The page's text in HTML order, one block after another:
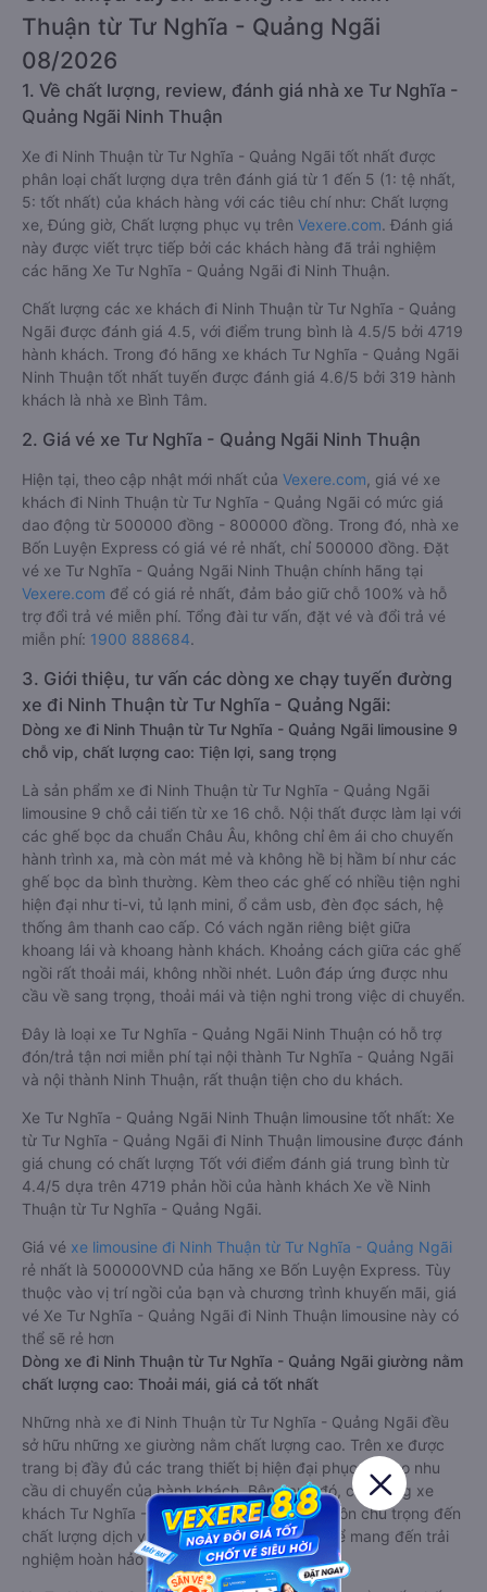
Thuận từ Tư Nghĩa - Quảng Ngãi
08/2026
1. Về chất lượng, review, đánh giá nhà xe Tư Nghĩa -
Quảng Ngãi Ninh Thuận
Xe đi Ninh Thuận từ Tư Nghĩa - Quảng Ngãi tốt nhất được
phân loại chất lượng dựa trên đánh giá từ 1 đến 5 (1: tệ nhất,
5: tốt nhất) của khách hàng với các tiêu chí như: Chất lượng
xe, Đúng giờ, Chất lượng phục vụ trên Vexere.com. Đánh giá
này được viết trực tiếp bởi các khách hàng đã trải nghiệm
các hãng Xe Tư Nghĩa - Quảng Ngãi đi Ninh Thuận.
Chất lượng các xe khách đi Ninh Thuận từ Tư Nghĩa - Quảng
Ngãi được đánh giá 4.5, với điểm trung bình là 4.5/5 bởi 4719
hành khách. Trong đó hãng xe khách Tư Nghĩa - Quảng Ngãi
Ninh Thuận tốt nhất tuyến được đánh giá 4.6/5 bởi 319 hành
khách là nhà xe Bình Tâm.
2. Giá vé xe Tư Nghĩa - Quảng Ngãi Ninh Thuận
Hiện tại, theo cập nhật mới nhất của Vexere.com , giá vé xe
khách đi Ninh Thuận từ Tư Nghĩa - Quảng Ngãi có mức giá
dao động từ 500000 đồng - 800000 đồng. Trong đó, nhà xe
Bốn Luyện Express có giá vé rẻ nhất, chỉ 500000 đồng. Đặt
vé xe Tư Nghĩa - Quảng Ngãi Ninh Thuận chính hãng tại
Vexere.com để có giá rẻ nhất, đảm bảo giữ chỗ 100% và hỗ
trợ đổi trả vé miễn phí. Tổng đài tư vấn, đặt vé và đổi trả vé
miễn phí: 1900 888684.
3. Giới thiệu, tư vấn các dòng xe chạy tuyến đường
xe đi Ninh Thuận từ Tư Nghĩa - Quảng Ngãi:
Dòng xe đi Ninh Thuận từ Tư Nghĩa - Quảng Ngãi limousine 9
chỗ vip, chất lượng cao: Tiện lợi, sang trọng
Là sản phẩm xe đi Ninh Thuận từ Tư Nghĩa - Quảng Ngãi
limousine 9 chỗ cải tiến từ xe 16 chỗ. Nội thất được làm lại với
các ghế bọc da chuẩn Châu Âu, không chỉ êm ái cho chuyến
hành trình xa, mà còn mát mẻ và không hề bị hầm bí như các
ghế bọc da bình thường. Kèm theo các ghế có nhiều tiện nghi
hiện đại như ti-vi, tủ lạnh mini, ổ cắm usb, đèn đọc sách, hệ
thống âm thanh cao cấp. Có vách ngăn riêng biệt giữa
khoang lái và khoang hành khách. Khoảng cách giữa các ghế
ngồi rất thoải mái, không nhồi nhét. Luôn đáp ứng được nhu
cầu về sang trọng, thoải mái và tiện nghi trong việc di chuyển.
Đây là loại xe Tư Nghĩa - Quảng Ngãi Ninh Thuận có hỗ trợ
đón/trả tận nơi miễn phí tại nội thành Tư Nghĩa - Quảng Ngãi
và nội thành Ninh Thuận, rất thuận tiện cho du khách.
Xe Tư Nghĩa - Quảng Ngãi Ninh Thuận limousine tốt nhất: Xe
từ Tư Nghĩa - Quảng Ngãi đi Ninh Thuận limousine được đánh
giá chung có chất lượng Tốt với điểm đánh giá trung bình từ
4.4/5 dựa trên 4719 phản hồi của hành khách Xe về Ninh
Thuận từ Tư Nghĩa - Quảng Ngãi.
Giá vé xe limousine đi Ninh Thuận từ Tư Nghĩa - Quảng Ngãi
rẻ nhất là 500000VND của hãng xe Bốn Luyện Express. Tùy
thuộc vào vị trí ngồi của bạn và chương trình khuyến mãi, giá
vé Xe Tư Nghĩa - Quảng Ngãi đi Ninh Thuận limousine này có
thể sẽ rẻ hơn
Dòng xe đi Ninh Thuận từ Tư Nghĩa - Quảng Ngãi giường nằm
chất lượng cao: Thoải mái, giá cả tốt nhất
Những nhà xe đi Ninh Thuận từ Tư Nghĩa - Quảng Ngãi đều
sở hữu những xe giường nằm chất lượng cao. Trên xe được
trang bị đầy đủ các trang thiết bị hiện đại phục vụ cho nhu
cầu di chuyển của hành khách. Bên cạnh đó, các hãng xe
khách Tư Nghĩa - Quảng Ngãi Ninh Thuận luôn chú trọng đến
chất lượng dịch vụ, không ngừng cải thiện để mang đến trải
nghiệm hoàn hảo cho hành khách.